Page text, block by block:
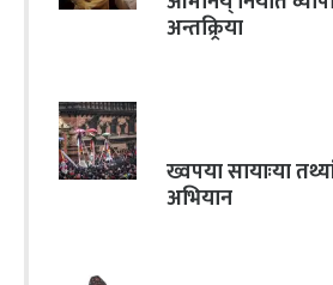
अन्तक्र्रिया
ख्वपया सायाःया
अभियान